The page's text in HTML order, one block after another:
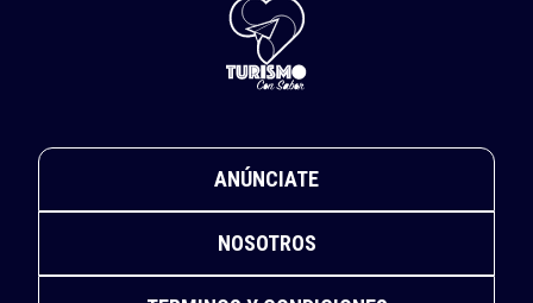
ANÚNCIATE
NOSOTROS